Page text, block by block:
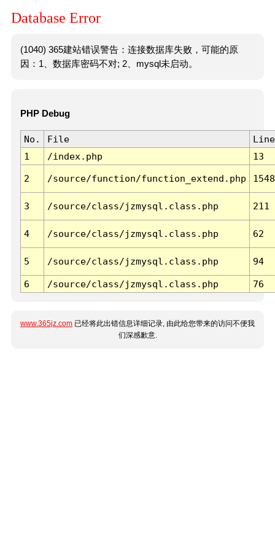
Database Error
(1040) 365建站错误警告：连接数据库失败，可能的原
因：1、数据库密码不对; 2、mysql未启动。
PHP Debug
No. File
Line
1
/index.php 13
2 /source/function/function_extend.php 1548
3 /source/class/jzmysql.class.php 211
4 /source/class/jzmysql.class.php 62
5 /source/class/jzmysql.class.php 94
6 /source/class/jzmysql.class.php 76
www.365jz.com 已经将此出错信息详细记录, 由此给您带来的访问不便我
们深感歉意.